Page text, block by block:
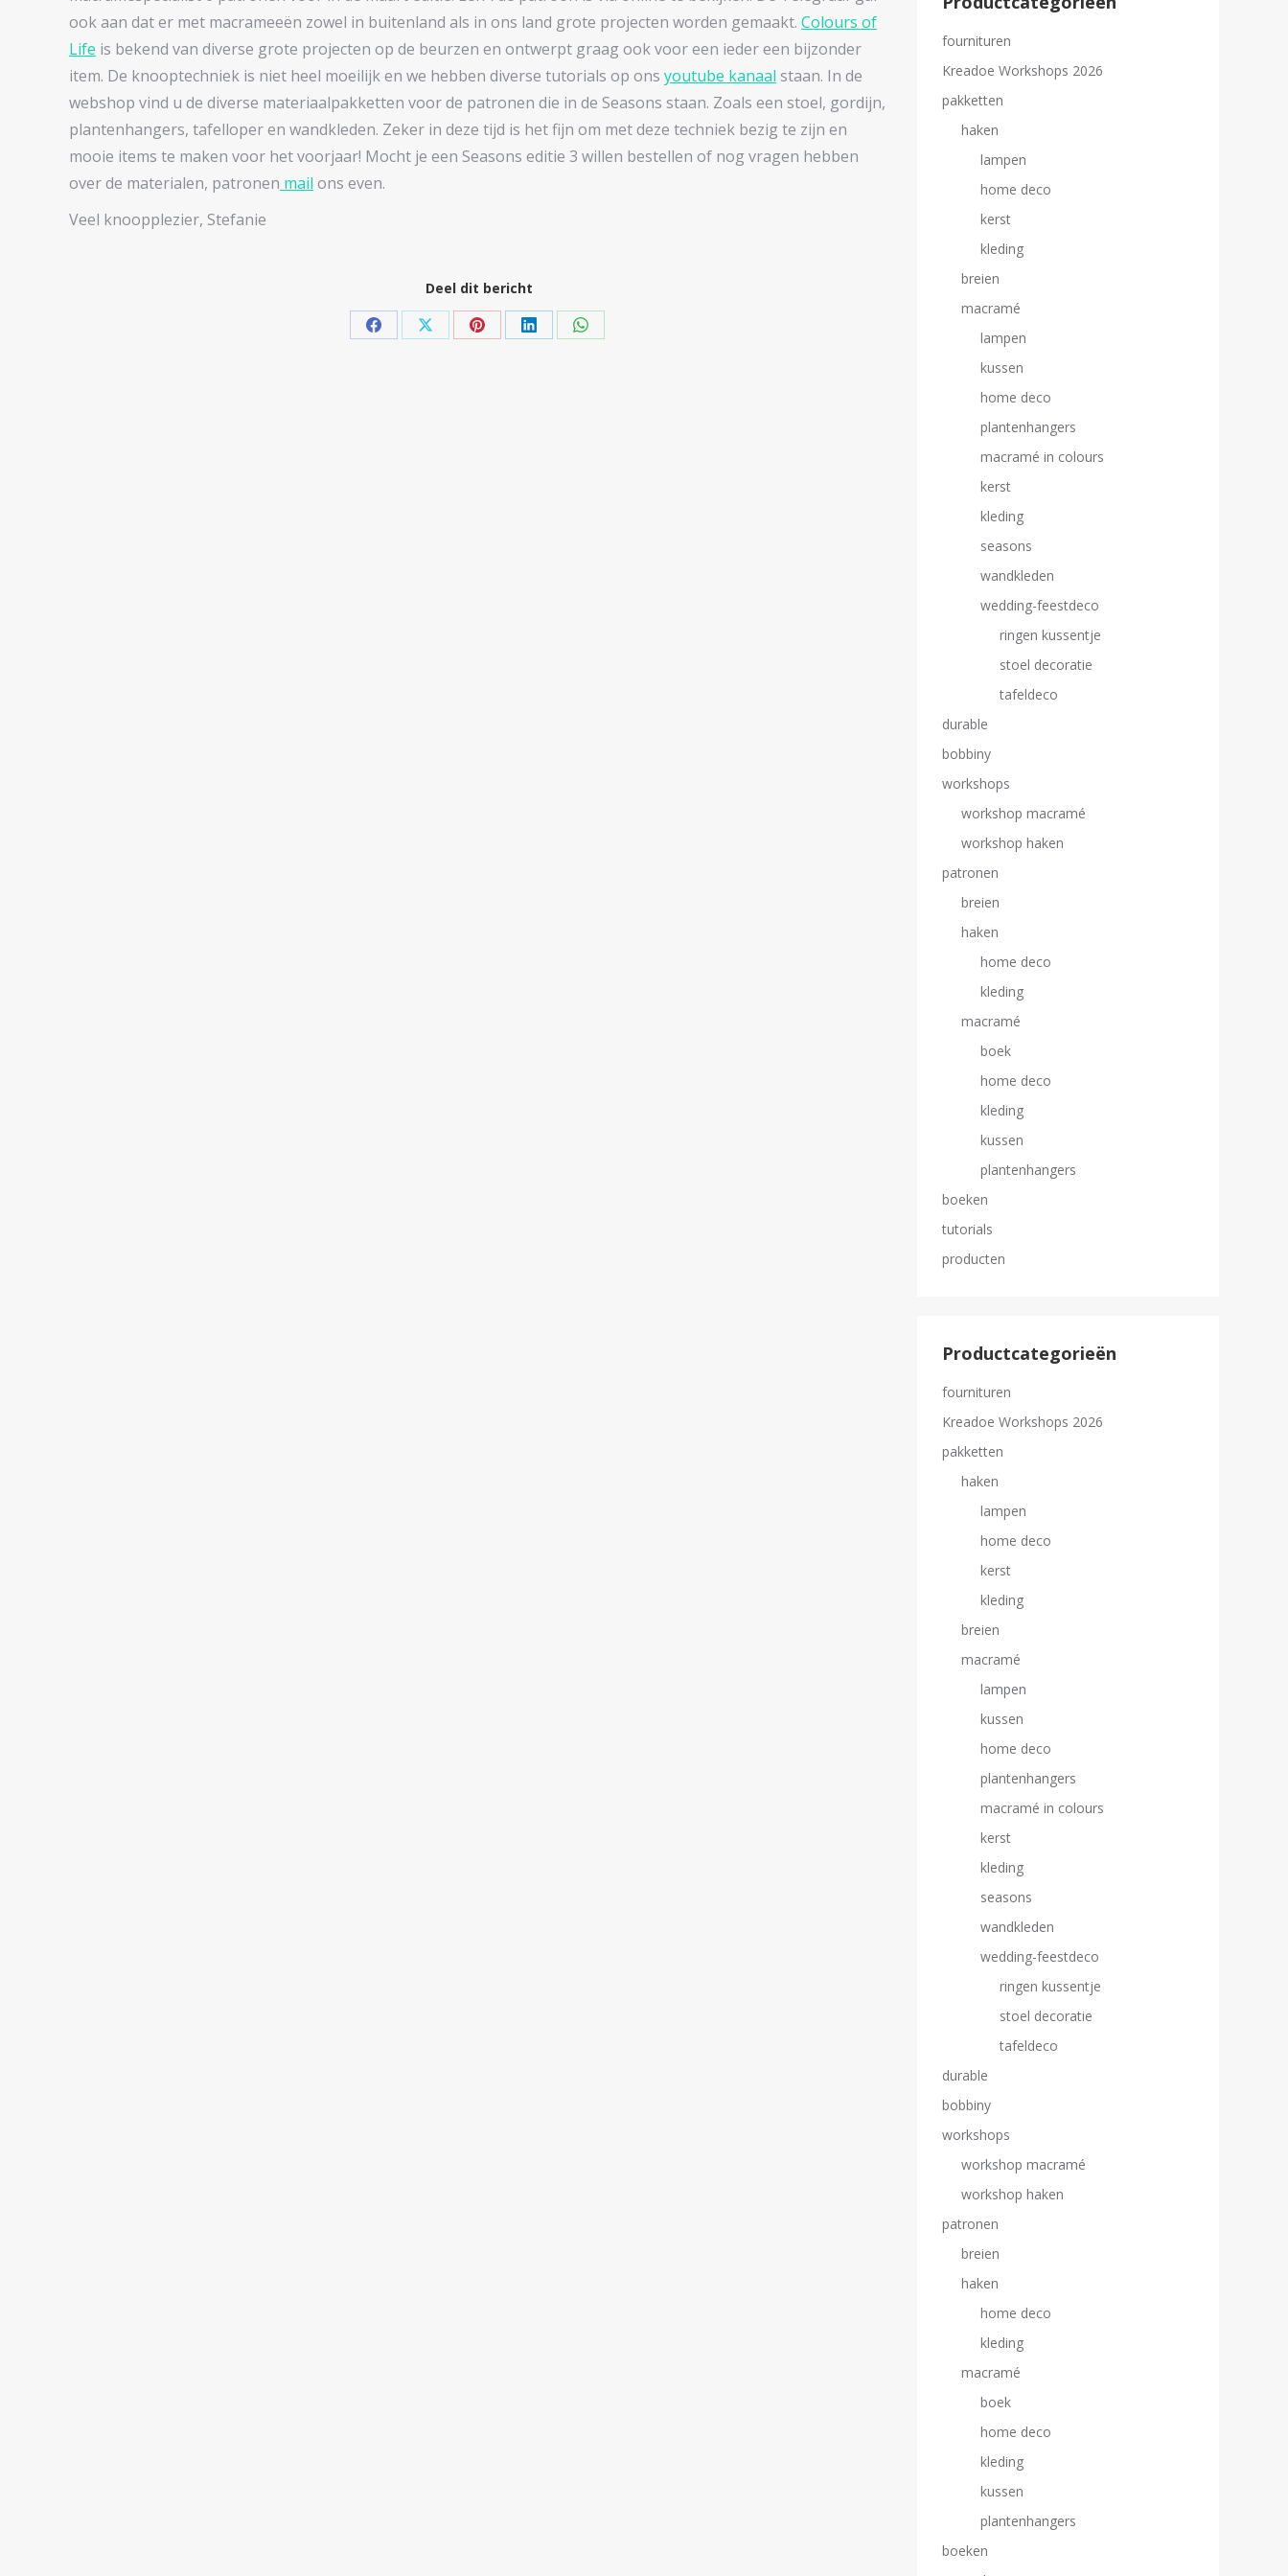
ook aan dat er met macrameeën zowel in buitenland als in ons land grote projecten worden gemaakt. Colours of
Life is bekend van diverse grote projecten op de beurzen en ontwerpt graag ook voor een ieder een bijzonder
item. De knooptechniek is niet heel moeilijk en we hebben diverse tutorials op ons youtube kanaal staan. In de
webshop vind u de diverse materiaalpakketten voor de patronen die in de Seasons staan. Zoals een stoel, gordijn,
plantenhangers, tafelloper en wandkleden. Zeker in deze tijd is het fijn om met deze techniek bezig te zijn en
mooie items te maken voor het voorjaar! Mocht je een Seasons editie 3 willen bestellen of nog vragen hebben
over de materialen, patronen mail ons even.
Veel knoopplezier, Stefanie
Deel dit bericht
Share Share Share Share Share
fournituren
Kreadoe Workshops 2026
pakketten
haken
lampen
home deco
kerst
kleding
breien
macramé
lampen
kussen
home deco
plantenhangers
macramé in colours
kerst
kleding
seasons
wandkleden
wedding-feestdeco
ringen kussentje
stoel decoratie
tafeldeco
durable
bobbiny
workshops
workshop macramé
workshop haken
patronen
breien
haken
home deco
kleding
macramé
boek
home deco
kleding
kussen
plantenhangers
boeken
tutorials
producten
Productcategorieën
fournituren
Kreadoe Workshops 2026
pakketten
haken
lampen
home deco
kerst
kleding
breien
macramé
lampen
kussen
home deco
plantenhangers
macramé in colours
kerst
kleding
seasons
wandkleden
wedding-feestdeco
ringen kussentje
stoel decoratie
tafeldeco
durable
bobbiny
workshops
workshop macramé
workshop haken
patronen
breien
haken
home deco
kleding
macramé
boek
home deco
kleding
kussen
plantenhangers
boeken